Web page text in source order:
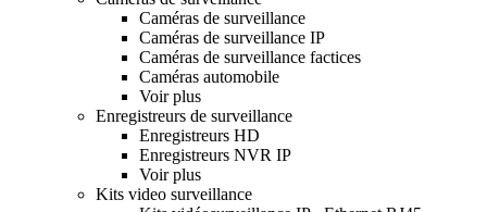
Caméras de surveillance
Caméras de surveillance IP
Caméras de surveillance factices
Caméras automobile
Voir plus
Enregistreurs de surveillance
Enregistreurs HD
Enregistreurs NVR IP
Voir plus
Kits video surveillance